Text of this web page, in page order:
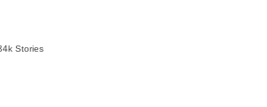
Stories